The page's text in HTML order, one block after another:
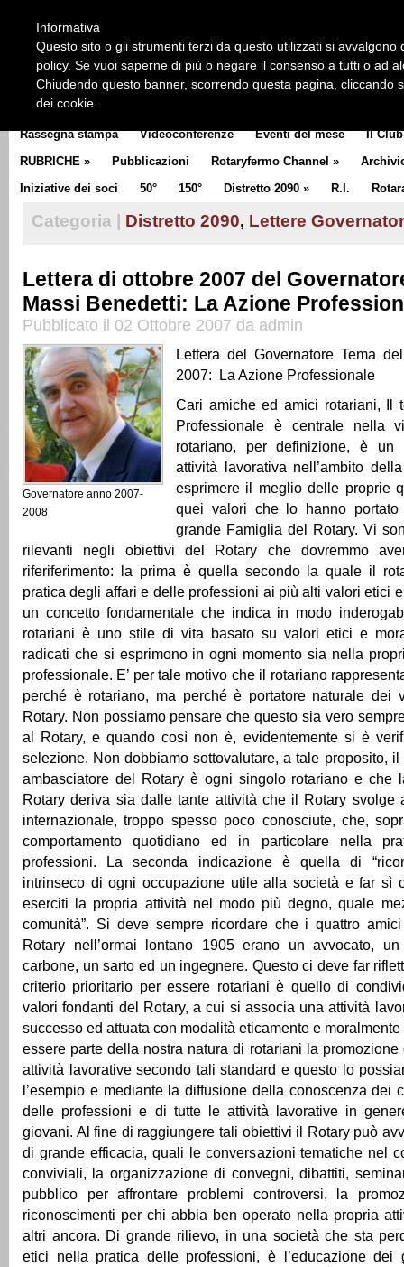
CLUB COMMUNICATOR
Rassegna stampa Videoconferenze Eventi del mese Il Club
RUBRICHE » Pubblicazioni Rotaryfermo Channel »
Iniziative dei soci
50° 150° Distretto 2090 » R.I.
Categoria | Distretto 2090, Lettere
Lettera di ottobre 2007 del
Massi Benedetti: La Azione
Pubblicato il 02 Ottobre 2007 da admin
Governatore anno 2007-
2008
Lettera del Governatore Tema
2007: La Azione Professionale
Cari amiche ed amici rotariani, Il
Professionale è centrale nella
rotariano, per definizione, è un
attività lavorativa nell’ambito
esprimere il meglio delle proprie
quei valori che lo hanno
grande Famiglia del Rotary. Vi
rilevanti negli obiettivi del Rotary che dovremmo
riferiferimento: la prima è quella secondo la quale il
pratica degli affari e delle professioni ai più alti valori etici e
un concetto fondamentale che indica in modo
rotariani è uno stile di vita basato su valori etici e
radicati che si esprimono in ogni momento sia nella
professionale. E’ per tale motivo che il rotariano
perché è rotariano, ma perché è portatore naturale dei
Rotary. Non possiamo pensare che questo sia vero
al Rotary, e quando così non è, evidentemente si è
selezione. Non dobbiamo sottovalutare, a tale proposito,
ambasciatore del Rotary è ogni singolo rotariano e che
Rotary deriva sia dalle tante attività che il Rotary svolge
internazionale, troppo spesso poco conosciute, che,
comportamento quotidiano ed in particolare nella
professioni. La seconda indicazione è quella di
intrinseco di ogni occupazione utile alla società e far sì
eserciti la propria attività nel modo più degno, quale
comunità”. Si deve sempre ricordare che i quattro
Rotary nell’ormai lontano 1905 erano un avvocato,
carbone, un sarto ed un ingegnere. Questo ci deve far
criterio prioritario per essere rotariani è quello di
valori fondanti del Rotary, a cui si associa una attività
successo ed attuata con modalità eticamente e
essere parte della nostra natura di rotariani la
attività lavorative secondo tali standard e questo lo
l’esempio e mediante la diffusione della conoscenza dei
delle professioni e di tutte le attività lavorative in
giovani. Al fine di raggiungere tali obiettivi il Rotary può
di grande efficacia, quali le conversazioni tematiche nel
conviviali, la organizzazione di convegni, dibattiti,
pubblico per affrontare problemi controversi, la
riconoscimenti per chi abbia ben operato nella propria
altri ancora. Di grande rilievo, in una società che sta
etici nella pratica delle professioni, è l’educazione dei
Informativa
Questo sito o gli strumenti terzi da questo utilizzati si
policy. Se vuoi saperne di più o negare il consenso a tutti o ad
Chiudendo questo banner, scorrendo questa pagina, cliccando
dei cookie.